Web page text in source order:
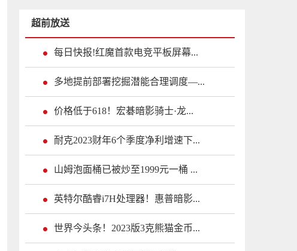
超前放送
每日快报!红魔首款电竞平板屏幕...
多地提前部署挖掘潜能合理调度—...
价格低于618！宏碁暗影骑士·龙...
耐克2023财年6个季度净利增速下...
山姆泡面桶已被炒至1999元一桶 ...
英特尔酷睿i7H处理器！惠普暗影...
世界今头条！2023版3克熊猫金币...